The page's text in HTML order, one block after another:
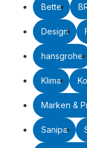
Bette
Design
hansgrohe
Klima
Marken &
Sanipa